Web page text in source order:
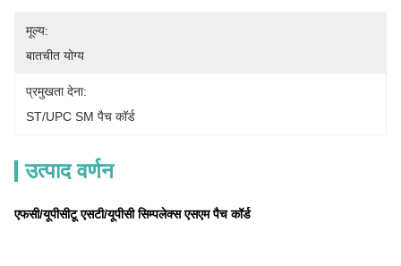
मूल्य:
बातचीत योग्य
प्रमुखता देना:
ST/UPC SM पैच कॉर्ड
उत्पाद वर्णन
एफसी/यूपीसीटू एसटी/यूपीसी सिम्पलेक्स एसएम पैच कॉर्ड